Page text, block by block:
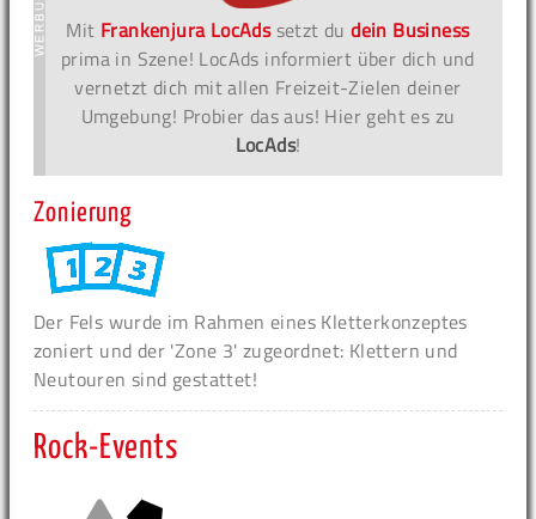
Mit Frankenjura LocAdssetzt dudein Business
prima in Szene! LocAds informiert über dich und
vernetzt dich mit allen Freizeit-Zielen deiner
Umgebung! Probier das aus! Hier geht es zu
LocAds!
Zonierung
Der Fels wurde im Rahmen eines Kletterkonzeptes
zoniert und der 'Zone 3' zugeordnet: Klettern und
Neutouren sind gestattet!
Rock-Events